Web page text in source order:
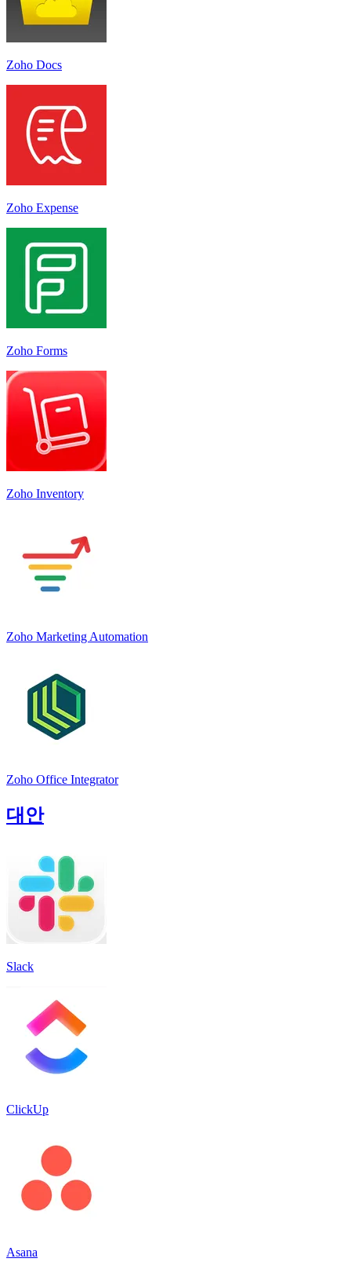
Zoho Docs
Zoho Expense
Zoho Forms
Zoho Inventory
Zoho Marketing Automation
Zoho Office Integrator
대안
Slack
ClickUp
Asana